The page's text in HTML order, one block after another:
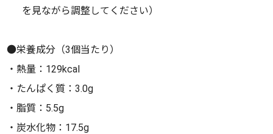
を見ながら調整してください）
●栄養成分（3個当たり）
・熱量：129kcal
・たんぱく質：3.0g
・脂質：5.5g
・炭水化物：17.5g